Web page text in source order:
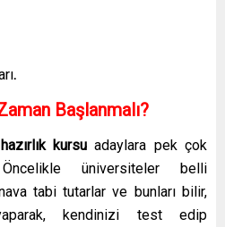
.
Başlanmalı?
kursuadaylara pek çok
üniversiteler belli
tabi tutarlar ve bunları bilir,
kendinizi test edip